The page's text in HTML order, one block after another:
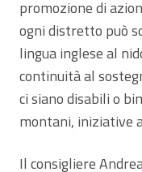
promozione di
ogni distretto può
lingua inglese al
continuità al
ci siano disabili o
montani, iniziative
Il consigliere